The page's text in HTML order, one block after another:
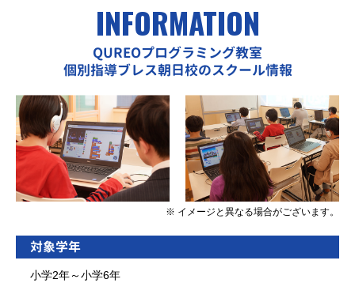
INFORMATION
QUREOプログラミング教室
個別指導ブレス朝日校のスクール情報
※ イメージと異なる場合がございます。
対象学年
小学2年～小学6年